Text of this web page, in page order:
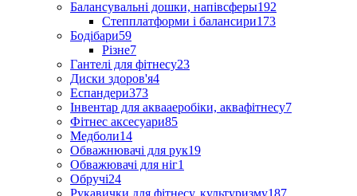
Балансувальні дошки, напівсферы192
Степплатформи і балансири173
Бодібари59
Різне7
Гантелі для фітнесу23
Диски здоров'я4
Еспандери373
Інвентар для аквааеробіки, аквафітнесу7
Фітнес аксесуари85
Медболи14
Обважнювачі для рук19
Обважювачі для ніг1
Обручі24
Рукавички для фітнесу, культуризму187